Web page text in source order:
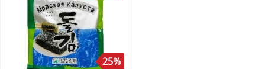
25%